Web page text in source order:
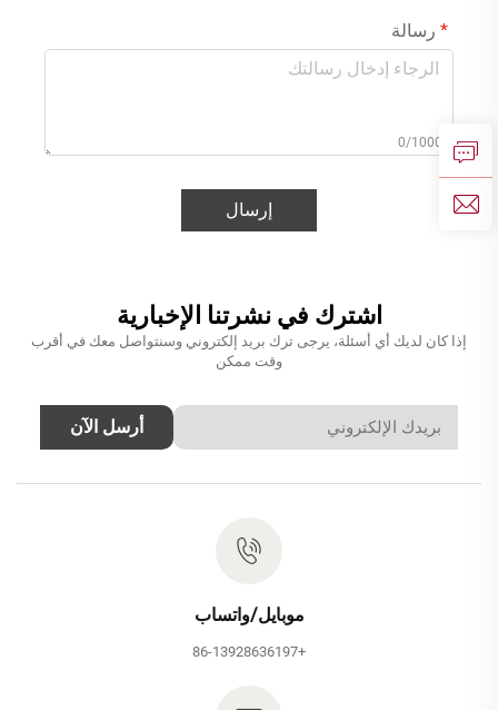
رسالة
0/1000
إرسال
اشترك في نشرتنا الإخبارية
إذا كان لديك أي أسئلة، يرجى ترك بريد إلكتروني وسنتواصل معك في أقرب
وقت ممكن
أرسل الآن
موبايل/واتساب
+86-13928636197